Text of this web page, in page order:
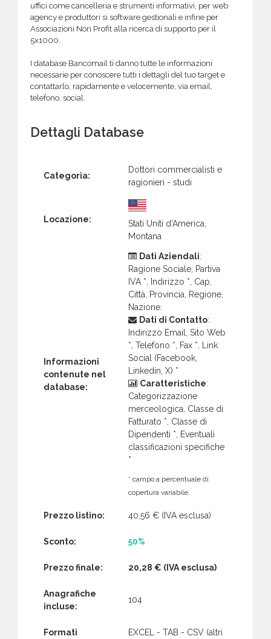
uffici come cancelleria e strumenti informativi, per web
agency e produttori si software gestionali e infine per
Associazioni Non Profit alla ricerca di supporto per il
5x1000.
I database Bancomail ti danno tutte le informazioni
necessarie per conoscere tutti i dettagli del tuo target e
contattarlo, rapidamente e velocemente, via email,
telefono, social.
Dettagli Database
Categoria:
Dottori commercialisti e
ragionieri - studi
Locazione:
Stati Uniti d’America,
Montana
Informazioni
contenute nel
database:
Dati Aziendali:
Ragione Sociale, Partiva
IVA *, Indirizzo *, Cap,
Città, Provincia, Regione,
Nazione.
Dati di Contatto:
Indirizzo Email, Sito Web
*, Telefono *, Fax *, Link
Social (Facebook,
Linkedin, X) *
Caratteristiche:
Categorizzazione
merceologica, Classe di
Fatturato *, Classe di
Dipendenti *, Eventuali
classificazioni specifiche
*
* campo a percentuale di
copertura variabile.
Prezzo listino: 40,56 € (IVA esclusa)
Sconto: 50%
Prezzo finale: 20,28 € (IVA esclusa)
Anagrafiche
incluse:
104
Formati EXCEL - TAB - CSV (altri